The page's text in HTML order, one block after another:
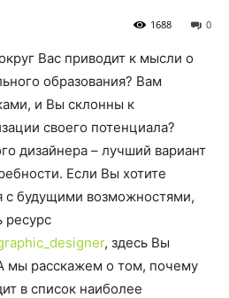
0
1688
Вас приводит к мысли о
образования? Вам
и Вы склонны к
своего потенциала?
дизайнера – лучший вариант
Если Вы хотите
с будущими возможностями,
ресурс
, здесь Вы
мы расскажем о том, почему
в список наиболее